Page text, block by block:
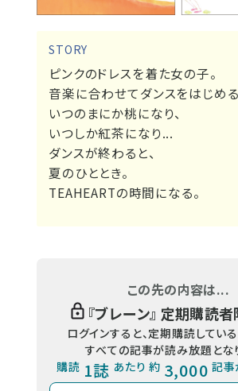
STORY
ピンクのドレスを着た女の子。
音楽に合わせてダンスをはじめる
いつのまにか桃になり、
いつしか紅茶になり...
ダンスが終わると、
夏のひととき。
TEAHEARTの時間になる。
この先の内容は...
『ブレーン』 定期購読
ログインすると、定期購読してい
すべての記事が読み放題とな
購読 1誌 あたり 約 3,000 記事